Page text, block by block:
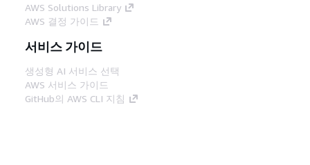
AWS Solutions Library
AWS 결정 가이드
서비스 가이드
생성형 AI 서비스 선택
AWS 서비스 가이드
GitHub의 AWS CLI 지침